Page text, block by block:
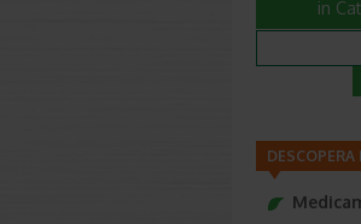
in
DESCOPERA